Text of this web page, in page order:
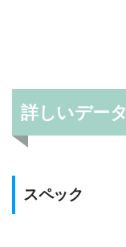
詳しいデータ
スペック